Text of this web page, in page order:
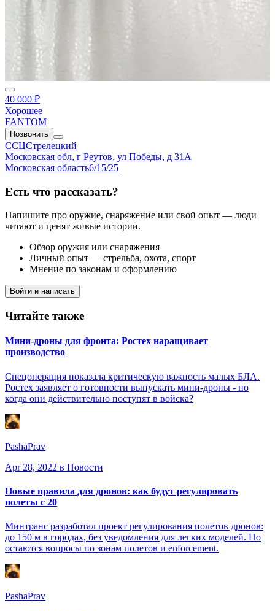
40 000 ₽
Хорошее
FANTOM
Позвонить
ССЦСтрелецкий
Московская обл, г Реутов, ул Победы, д 31А
Московская область6/15/25
Есть что рассказать?
Напишите про оружие, снаряжение или свой опыт — люди
читают и ценят живые истории.
Обзор оружия или снаряжения
Личный опыт — стрельба, охота, спорт
Мнение по законам и оформлению
Войти и написать
Читайте также
Мини-дроны для фронта: Ростех наращивает
производство
Спецоперация показала критическую важность малых БЛА.
Ростех заявляет о готовности выпускать мини-дроны - но
когда они действительно поступят в войска?
PashaPrav
Apr 28, 2022 в Новости
Новые правила для дронов: как будут регулировать
полеты с 20
Минтранс разработал проект регулирования полетов дронов:
до 150 м в городах, без уведомления для легких моделей. Но
остаются вопросы по зонам полетов и enforcement.
PashaPrav